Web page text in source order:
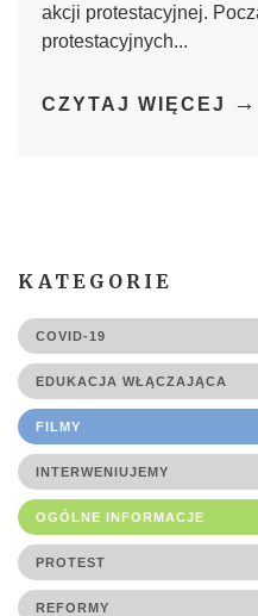
akcji protestacyjnej.
protestacyjnych...
CZYTAJ WIĘCEJ →
KATEGORIE
COVID-19
EDUKACJA WŁĄCZAJĄCA
FILMY
INTERWENIUJEMY
OGÓLNE INFORMACJE
PROTEST
REFORMY